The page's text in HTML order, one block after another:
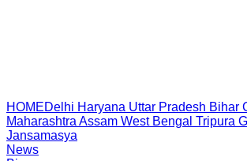
HOMEDelhi Haryana Uttar Pradesh Bihar
Maharashtra Assam West Bengal Tripura
Jansamasya
News